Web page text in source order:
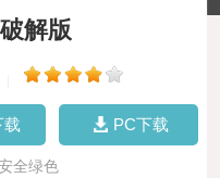
解版
载 PC下载
全绿色